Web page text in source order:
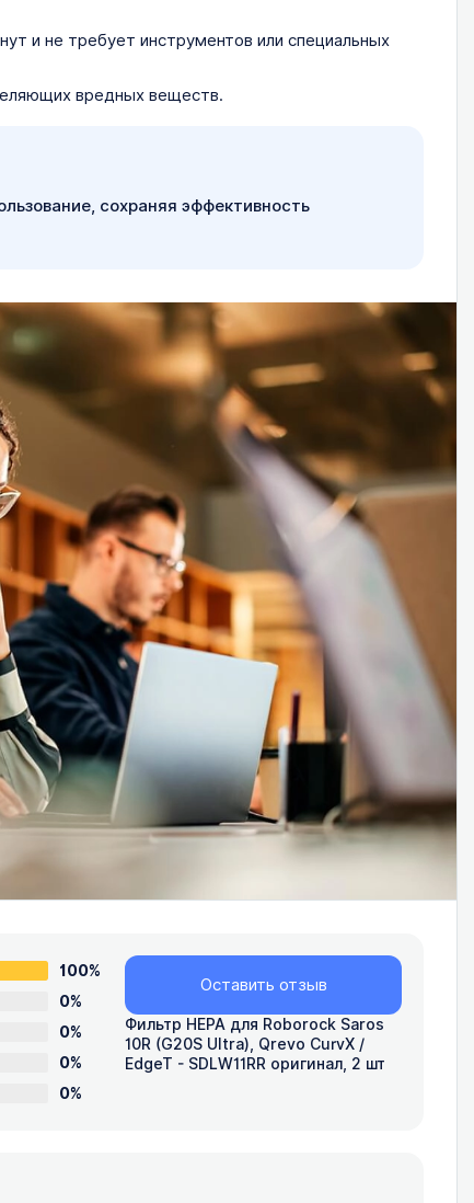
и не требует инструментов или специальных
вредных веществ.
сохраняя эффективность
100%
0%
0%
0%
0%
Фильтр HEPA для Roborock Saros
10R (G20S Ultra), Qrevo CurvX /
EdgeT - SDLW11RR оригинал, 2 шт
Оставить отзыв